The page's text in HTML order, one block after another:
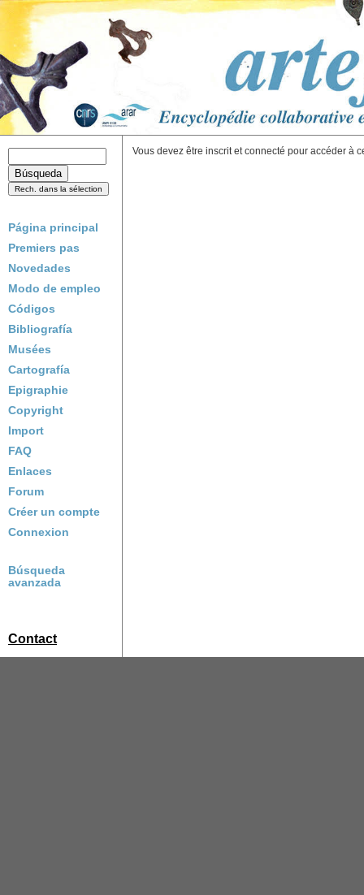
Página principal
Premiers pas
Novedades
Modo de empleo
Códigos
Bibliografía
Musées
Cartografía
Epigraphie
Copyright
Import
FAQ
Enlaces
Forum
Créer un compte
Connexion
Búsqueda
avanzada
Contact
Vous devez être inscrit et connecté pour accéder à